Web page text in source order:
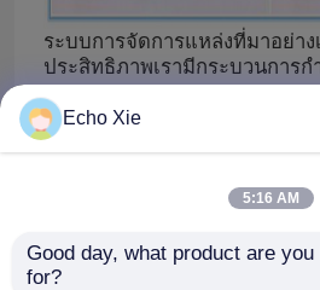
ระบบการจัดการแหล่งที่มาอย่าง
ประสิทธิภาพเรามีกระบวนการ
ของ produc-
tion, QC, บรรจุภัณฑ์และการจัดส่
Echo Xie
5:16 AM
Good day, what product are you
for?